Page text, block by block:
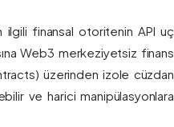
ilgili finansal otoritenin API uç
Web3 merkeziyetsiz finans
üzerinden izole cüzdan
ve harici manipülasyonlara